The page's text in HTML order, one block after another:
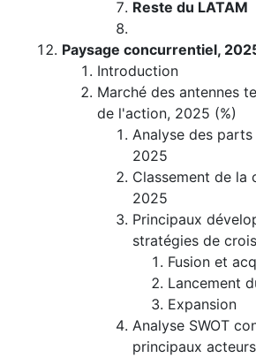
Reste du LATAM
Paysage concurrentiel,
Introduction
Marché des antennes
de l'action, 2025 (%)
Analyse des parts
2025
Classement de la
2025
Principaux
stratégies de
Fusion et
Lancement
Expansion
Analyse SWOT
principaux acteurs